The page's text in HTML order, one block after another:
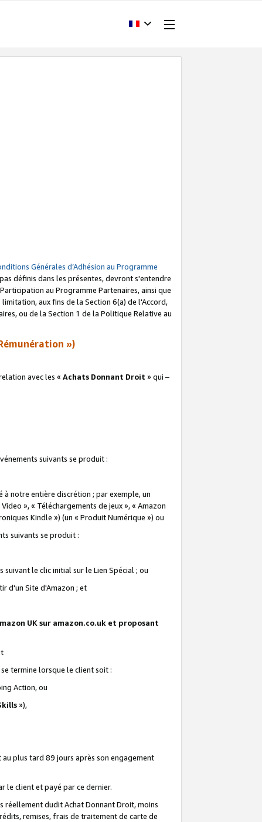
Générales d’Adhésion au Programme
définis dans les présentes, devront s'entendre
au Programme Partenaires, ainsi que
aux fins de la Section 6(a) de l'Accord,
ou de la Section 1 de la Politique Relative au
»)
avec les « Achats Donnant Droit » qui –
suivants se produit :
notre entière discrétion ; par exemple, un
», « Téléchargements de jeux », « Amazon
Kindle ») (un « Produit Numérique ») ou
suivants se produit :
le clic initial sur le Lien Spécial ; ou
d'un Site d'Amazon ; et
UK sur amazon.co.uk et proposant
termine lorsque le client soit :
Action, ou
»),
plus tard 89 jours après son engagement
le client et payé par ce dernier.
réellement dudit Achat Donnant Droit, moins
remises, frais de traitement de carte de